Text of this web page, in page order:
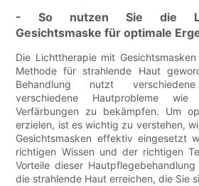
- So nutzen Sie die
Gesichtsmaske für optimale
Die Lichttherapie mit
Methode für strahlende Haut
Behandlung nutzt
verschiedene Hautprobleme
Verfärbungen zu bekämpfen. Um
erzielen, ist es wichtig zu verstehen,
Gesichtsmasken effektiv eingesetzt
richtigen Wissen und der richtigen
Vorteile dieser
die strahlende Haut erreichen, die Sie